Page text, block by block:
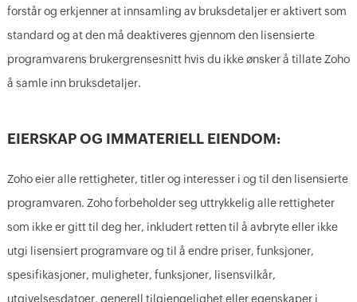
forstår og erkjenner at innsamling av bruksdetaljer er aktivert som
standard og at den må deaktiveres gjennom den lisensierte
programvarens brukergrensesnitt hvis du ikke ønsker å tillate Zoho
å samle inn bruksdetaljer.
EIERSKAP OG IMMATERIELL EIENDOM:
Zoho eier alle rettigheter, titler og interesser i og til den lisensierte
programvaren. Zoho forbeholder seg uttrykkelig alle rettigheter
som ikke er gitt til deg her, inkludert retten til å avbryte eller ikke
utgi lisensiert programvare og til å endre priser, funksjoner,
spesifikasjoner, muligheter, funksjoner, lisensvilkår,
utgivelsesdatoer, generell tilgjengelighet eller egenskaper i